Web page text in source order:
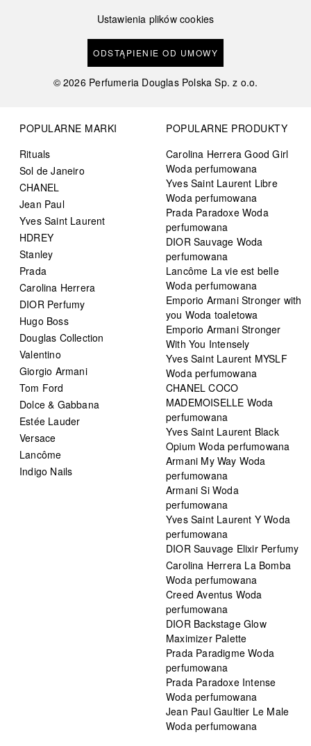
Ustawienia plików cookies
ODSTĄPIENIE OD UMOWY
©2026 Perfumeria Douglas Polska Sp. z o.o.
POPULARNE MARKI
Rituals
Sol de Janeiro
CHANEL
Jean Paul
Yves Saint Laurent
HDREY
Stanley
Prada
Carolina Herrera
DIOR Perfumy
Hugo Boss
Douglas Collection
Valentino
Giorgio Armani
Tom Ford
Dolce & Gabbana
Estée Lauder
Versace
Lancôme
Indigo Nails
POPULARNE PRODUKTY
Carolina Herrera Good Girl
Woda perfumowana
Yves Saint Laurent Libre
Woda perfumowana
Prada Paradoxe Woda
perfumowana
DIOR Sauvage Woda
perfumowana
Lancôme La vie est belle
Woda perfumowana
Emporio Armani Stronger with
you Woda toaletowa
Emporio Armani Stronger
With You Intensely
Yves Saint Laurent MYSLF
Woda perfumowana
CHANEL COCO
MADEMOISELLE Woda
perfumowana
Yves Saint Laurent Black
Opium Woda perfumowana
Armani My Way Woda
perfumowana
Armani Si Woda
perfumowana
Yves Saint Laurent Y Woda
perfumowana
DIOR Sauvage Elixir Perfumy
Carolina Herrera La Bomba
Woda perfumowana
Creed Aventus Woda
perfumowana
DIOR Backstage Glow
Maximizer Palette
Prada Paradigme Woda
perfumowana
Prada Paradoxe Intense
Woda perfumowana
Jean Paul Gaultier Le Male
Woda perfumowana